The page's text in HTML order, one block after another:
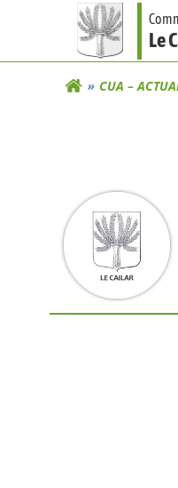
Le
CUA –